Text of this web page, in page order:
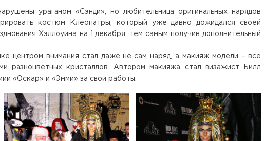
ураганом «Сэнди», но любительница оригинальных нарядов
костюм Клеопатры, который уже давно дожидался своей
Хэллоуина на 1 декабря, тем самым получив дополнительный
центром внимания стал даже не сам наряд, а макияж модели – все
разноцветных кристаллов. Автором макияжа стал визажист Билл
«Оскар» и «Эмми» за свои работы.